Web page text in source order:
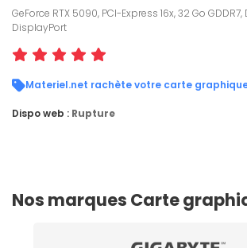
GeForce RTX 5090, PCI-Express 16x, 32 Go GDDR7,
DisplayPort
Materiel.net rachète votre carte
Dispo web : Rupture
Nos marques Carte